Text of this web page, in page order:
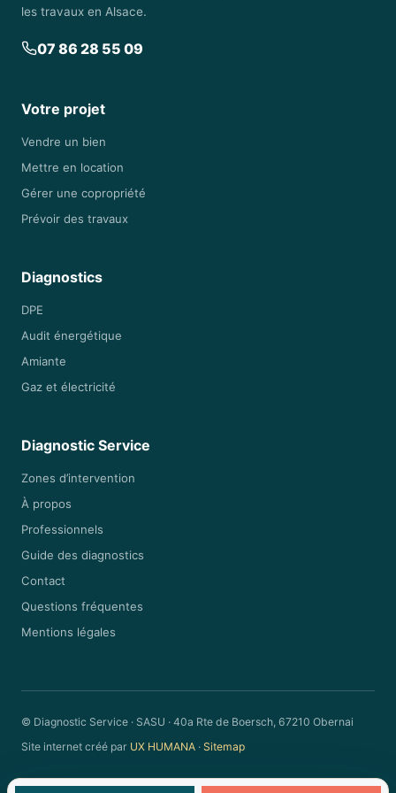
les travaux en Alsace.
07 86 28 55 09
Votre projet
Vendre un bien
Mettre en location
Gérer une copropriété
Prévoir des travaux
Diagnostics
DPE
Audit énergétique
Amiante
Gaz et électricité
Diagnostic Service
Zones d’intervention
À propos
Professionnels
Guide des diagnostics
Contact
Questions fréquentes
Mentions légales
© Diagnostic Service · SASU · 40a Rte de Boersch, 67210 Obernai
Site internet créé par UX HUMANA · Sitemap